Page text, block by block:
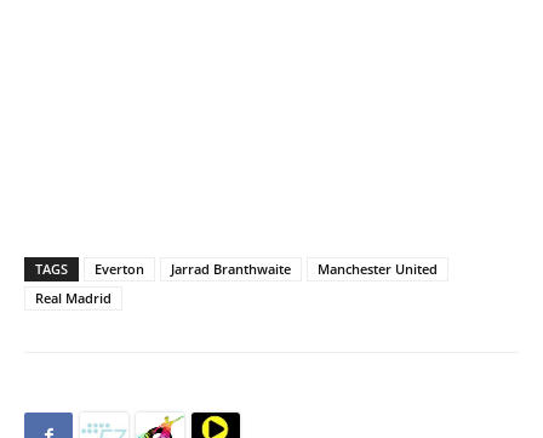
TAGS Everton Jarrad Branthwaite
Manchester United
Real Madrid